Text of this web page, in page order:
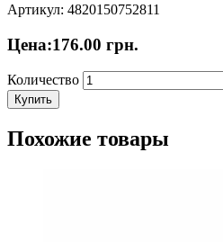
Артикул: 4820150752811
Цена:176.00 грн.
Количество
Купить
Похожие товары